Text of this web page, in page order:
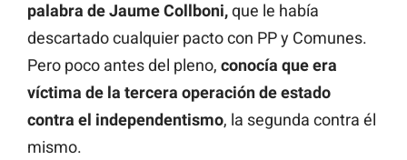
palabra de Jaume Collboni,que le había
descartado cualquier pacto con PP y Comunes.
Pero poco antes del pleno, conocía que era
víctima de la tercera operación de estado
contra el independentismo, la segunda contra él
mismo.